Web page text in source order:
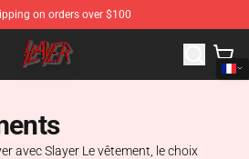
on orders over $100
Slayer Merchandise Shop
avec Slayer Le vêtement, le choix